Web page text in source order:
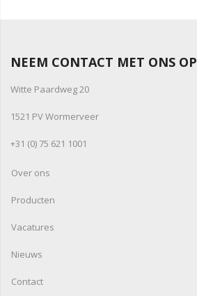
NEEM CONTACT MET ONS OP
Witte Paardweg 20
1521 PV Wormerveer
+31 (0) 75 621 1001
Over ons
Producten
Vacatures
Nieuws
Contact